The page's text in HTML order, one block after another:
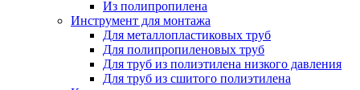
Из полипропилена
Инструмент для монтажа
Для металлопластиковых труб
Для полипропиленовых труб
Для труб из полиэтилена низкого давления
Для труб из сшитого полиэтилена